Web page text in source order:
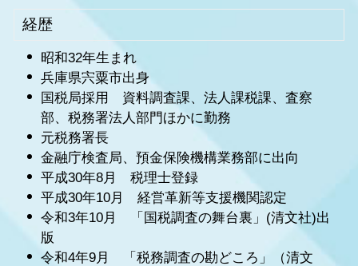
経歴
昭和32年生まれ
兵庫県宍粟市出身
国税局採用 資料調査課、法人課税課、査察
部、税務署法人部門ほかに勤務
元税務署長
金融庁検査局、預金保険機構業務部に出向
平成30年8月 税理士登録
平成30年10月 経営革新等支援機関認定
令和3年10月 「国税調査の舞台裏」(清文社)出
版
令和4年9月 「税務調査の勘どころ」（清文